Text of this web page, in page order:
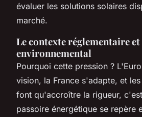
évaluer les solutions solaires
marché.
Le contexte réglementaire et
environnemental
Pourquoi cette pression ?
vision, la France s'adapte, et
font qu'accroître la rigueur,
passoire énergétique se repère